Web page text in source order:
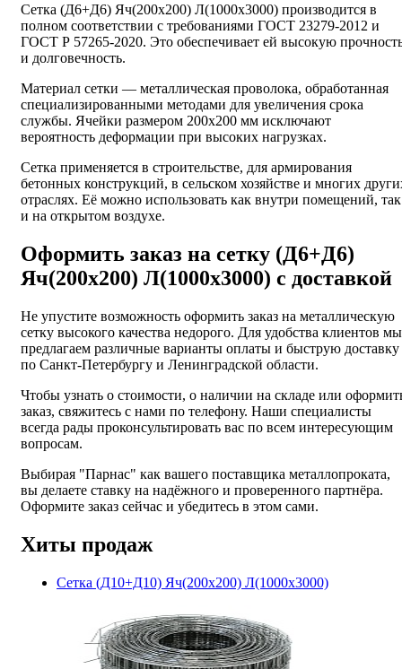
Сетка (Д6+Д6) Яч(200х200) Л(1000х3000) производится в
полном соответствии с требованиями ГОСТ 23279-2012 и
ГОСТ Р 57265-2020. Это обеспечивает ей высокую
и долговечность.
Материал сетки — металлическая проволока, обработанная
специализированными методами для увеличения срока
службы. Ячейки размером 200х200 мм исключают
вероятность деформации при высоких нагрузках.
Сетка применяется в строительстве, для армирования
бетонных конструкций, в сельском хозяйстве и многих
отраслях. Её можно использовать как внутри помещений, так
и на открытом воздухе.
Оформить заказ на сетку (Д6+Д6)
Яч(200х200) Л(1000х3000) с доставкой
Не упустите возможность оформить заказ на металлическую
сетку высокого качества недорого. Для удобства клиентов мы
предлагаем различные варианты оплаты и быструю доставку
по Санкт-Петербургу и Ленинградской области.
Чтобы узнать о стоимости, о наличии на складе или
заказ, свяжитесь с нами по телефону. Наши специалисты
всегда рады проконсультировать вас по всем интересующим
вопросам.
Выбирая "Парнас" как вашего поставщика металлопроката,
вы делаете ставку на надёжного и проверенного партнёра.
Оформите заказ сейчас и убедитесь в этом сами.
Хиты продаж
Сетка (Д10+Д10) Яч(200х200) Л(1000х3000)